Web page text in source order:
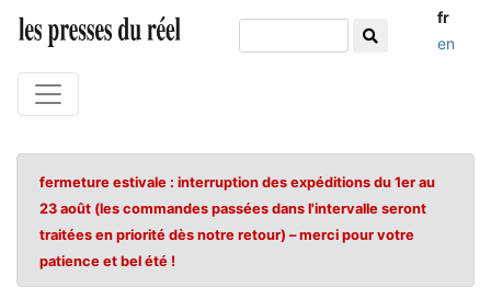
fr
en
fermeture estivale : interruption des expéditions du 1er au
23 août (les commandes passées dans l'intervalle seront
traitées en priorité dès notre retour) – merci pour votre
patience et bel été !